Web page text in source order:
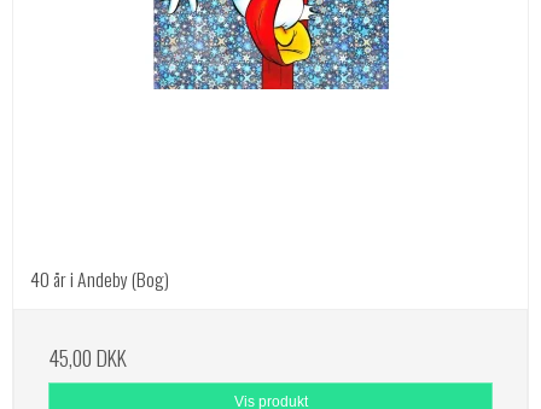
40 år i Andeby (Bog)
45,00 DKK
Vis produkt